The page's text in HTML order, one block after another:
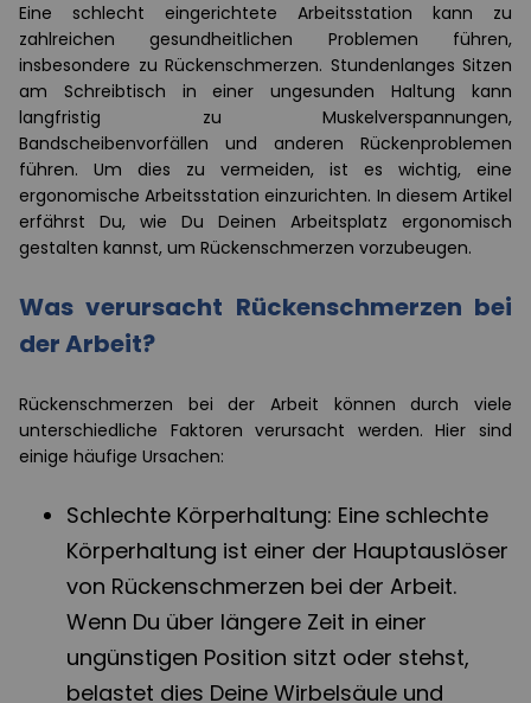
Eine schlecht eingerichtete Arbeitsstation kann zu
zahlreichen gesundheitlichen Problemen führen,
insbesondere zu Rückenschmerzen. Stundenlanges Sitzen
am Schreibtisch in einer ungesunden Haltung kann
langfristig zu Muskelverspannungen,
Bandscheibenvorfällen und anderen Rückenproblemen
führen. Um dies zu vermeiden, ist es wichtig, eine
ergonomische Arbeitsstation einzurichten. In diesem Artikel
erfährst Du, wie Du Deinen Arbeitsplatz ergonomisch
gestalten kannst, um Rückenschmerzen vorzubeugen.
Was verursacht Rückenschmerzen bei
der Arbeit?
Rückenschmerzen bei der Arbeit können durch viele
unterschiedliche Faktoren verursacht werden. Hier sind
einige häufige Ursachen:
Schlechte Körperhaltung: Eine schlechte
Körperhaltung ist einer der Hauptauslöser
von Rückenschmerzen bei der Arbeit.
Wenn Du über längere Zeit in einer
ungünstigen Position sitzt oder stehst,
belastet dies Deine Wirbelsäule und